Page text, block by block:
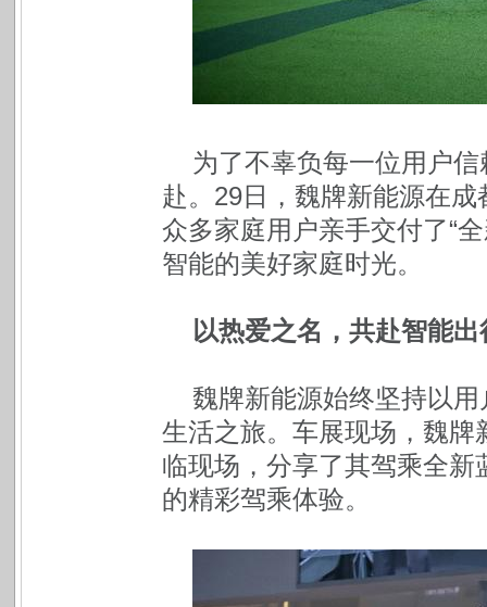
为了不辜负每一位用户
赴。29日，魏牌新能源在
众多家庭用户亲手交付了“
智能的美好家庭时光。
以热爱之名，共赴智能
魏牌新能源始终坚持以
生活之旅。车展现场，魏牌
临现场，分享了其驾乘全
的精彩驾乘体验。